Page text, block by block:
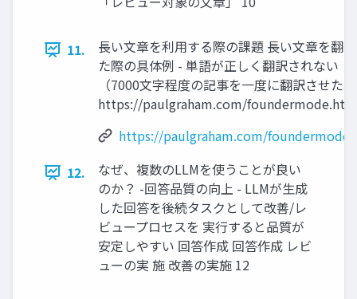
11.
⻑い⽂章を利⽤する際の課題 ⻑い⽂章を翻
た際の具体例 - 単語が正しく翻訳されない
（7000⽂字程度の記事を⼀度に翻訳させた
https://paulgraham.com/
https://paulgraham.com/
12.
なぜ、複数のLLMを使うことが良い
のか？ -回答品質の向上 - LLMが⽣成
した回答を後続タスクとして改善/レ
ビュープロセスを 実⾏すると品質が
安定しやすい 回答作成 回答作成 レビ
ューの実 施 改善の実施 12